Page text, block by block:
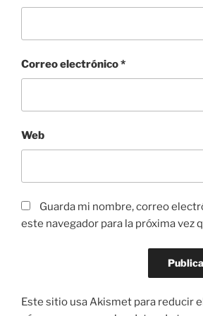
Correo electrónico*
Web
Guarda mi nombre, correo
este navegador para la próxima vez
Este sitio usa Akismet para reducir